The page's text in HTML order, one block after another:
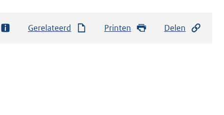
Gerelateerd Printen Delen